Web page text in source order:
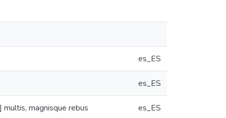
es_ES
es_ES
multis, magnisque rebus
es_ES